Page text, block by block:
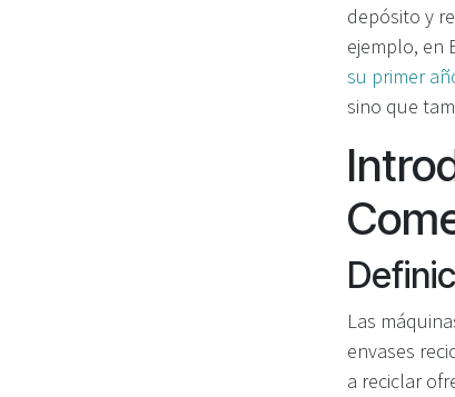
depósito y
ejemplo, en
su primer
sino que
Las
envases
a reciclar